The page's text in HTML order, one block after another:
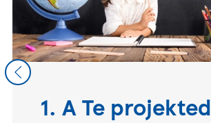
1. A Te projekted
Previous